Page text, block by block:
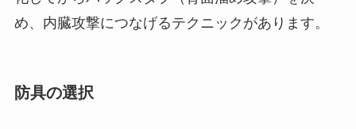
め、内臓攻撃につなげるテクニックがあります。
防具の選択